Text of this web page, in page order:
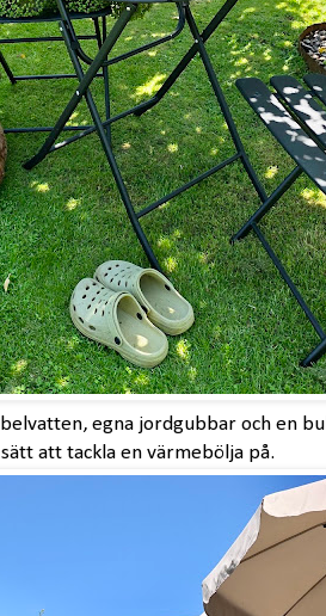
egna jordgubbar och en
att tackla en värmebölja på.